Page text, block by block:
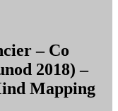
– Co
2018) –
Mapping